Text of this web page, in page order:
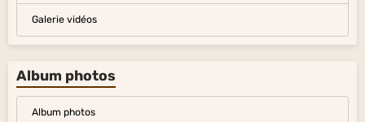
Galerie vidéos
Album photos
Album photos